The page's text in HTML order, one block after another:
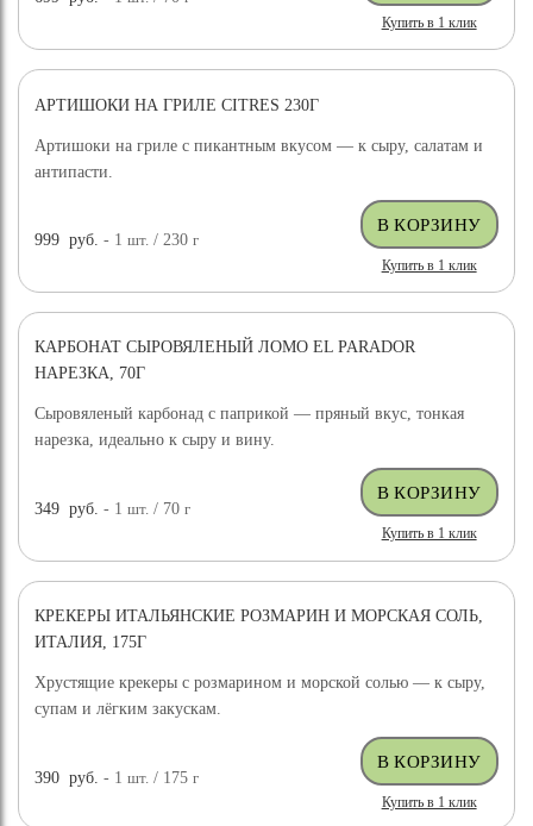
Купить в 1 клик
АРТИШОКИ НА ГРИЛЕ CITRES 230Г
Артишоки на гриле с пикантным вкусом — к сыру, салатам и
антипасти.
999 руб. - 1шт. / 230г
Купить в 1 клик
КАРБОНАТ СЫРОВЯЛЕНЫЙ ЛОМО EL PARADOR
НАРЕЗКА, 70Г
Сыровяленый карбонад с паприкой — пряный вкус, тонкая
нарезка, идеально к сыру и вину.
349 руб. - 1шт. / 70г
Купить в 1 клик
КРЕКЕРЫ ИТАЛЬЯНСКИЕ РОЗМАРИН И МОРСКАЯ СОЛЬ,
ИТАЛИЯ, 175Г
Хрустящие крекеры с розмарином и морской солью — к сыру,
супам и лёгким закускам.
390 руб. - 1шт. / 175г
Купить в 1 клик